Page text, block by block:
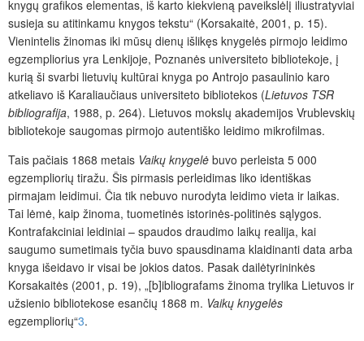
knygų grafikos elementas, iš karto kiekvieną paveikslėlį iliustratyviai
susieja su atitinkamu knygos tekstu“ (Korsakaitė, 2001, p. 15).
Vienintelis žinomas iki mūsų dienų išlikęs knygelės pirmojo leidimo
egzempliorius yra Lenkijoje, Poznanės universiteto bibliotekoje, į
kurią ši svarbi lietuvių kultūrai knyga po Antrojo pasaulinio karo
atkeliavo iš Karaliaučiaus universiteto bibliotekos (Lietuvos TSR
bibliografija, 1988, p. 264). Lietuvos mokslų akademijos Vrublevskių
bibliotekoje saugomas pirmojo autentiško leidimo mikrofilmas.
Tais pačiais 1868 metais Vaikų knygelė buvo perleista 5 000
egzempliorių tiražu. Šis pirmasis perleidimas liko identiškas
pirmajam leidimui. Čia tik nebuvo nurodyta leidimo vieta ir laikas.
Tai lėmė, kaip žinoma, tuometinės istorinės-politinės sąlygos.
Kontrafakciniai leidiniai – spaudos draudimo laikų realija, kai
saugumo sumetimais tyčia buvo spausdinama klaidinanti data arba
knyga išeidavo ir visai be jokios datos. Pasak dailėtyrininkės
Korsakaitės (2001, p. 19), „[b]ibliografams žinoma trylika Lietuvos ir
užsienio bibliotekose esančių 1868 m. Vaikų knygelės
egzempliorių“3.